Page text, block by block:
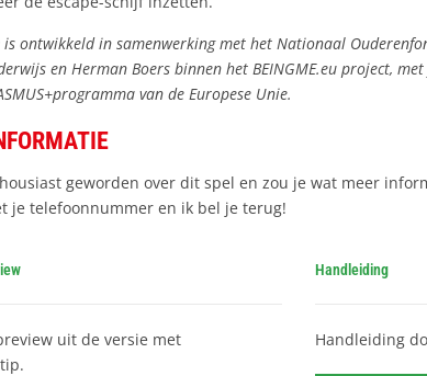
is ontwikkeld in samenwerking met het Nationaal
en Herman Boers binnen het BEINGME.eu project,
van de Europese Unie.
geworden over dit spel en zou je wat meer
je telefoonnummer en ik bel je terug!
uit de versie met
Handleiding
Handleiding